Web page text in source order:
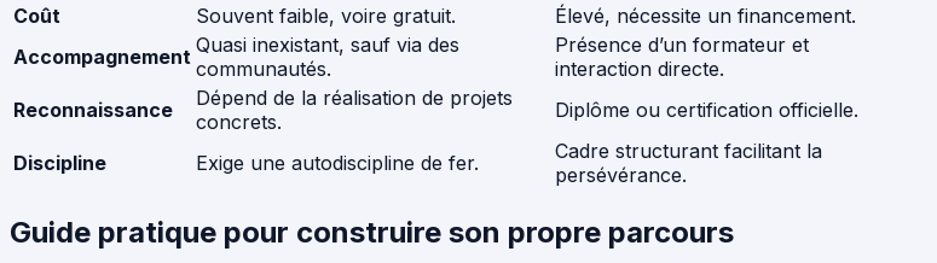
Coût
Souvent faible, voire gratuit.
Élevé, nécessite un financement.
Accompagnement Quasi inexistant, sauf via des
communautés.
Présence d’un formateur et
interaction directe.
Reconnaissance
Dépend de la réalisation de projets
concrets.
Diplôme ou certification officielle.
Discipline Exige une autodiscipline de fer.
Cadre structurant facilitant la
persévérance.
Guide pratique pour construire son propre parcours